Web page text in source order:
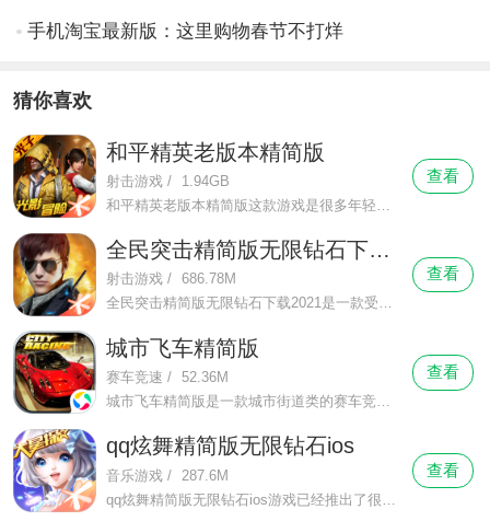
手机淘宝最新版：这里购物春节不打烊
猜你喜欢
和平精英老版本精简版
射击游戏 /
1.94GB
查看
全民突击精简版无限钻石下载2021
射击游戏 / 686.78M
全民突击精简版无限钻石下载2021是一款受当下年轻人喜爱的全新射击系列的手机枪战大型射击类手游，在全民突击精简版无限钻石下载2021游戏中为玩家心中带来了全新的射击玩法以及挑战模式、竞技模式去让玩家们有一个非常热血的枪战体验，同时也能够带给玩家们一个非常充满激情的模式挑战。
查看
城市飞车精简版
赛车竞速 / 52.36M
城市飞车精简版是一款城市街道类的赛车竞速手游，游戏中采用了最新的飞车物理引擎、最优的3D画质使玩家体验到一个非常流畅刺激的赛道争夺战，在其中有着赛车升级系统，需要玩家通过赛跑赢得的金币去把自己的爱车进行一个升级。
查看
qq炫舞精简版无限钻石ios
音乐游戏 /
287.6M
查看